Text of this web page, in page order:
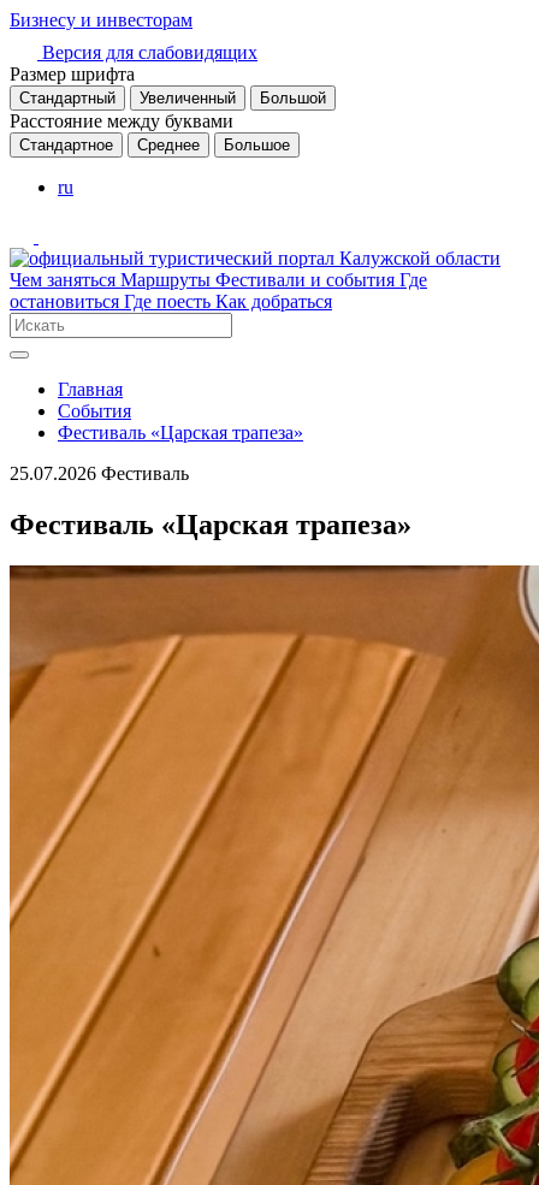
Бизнесу и инвесторам
Версия для слабовидящих
Размер шрифта
Стандартный Увеличенный Большой
Расстояние между буквами
Стандартное Среднее Большое
ru
Чем заняться Маршруты Фестивали и события Где
остановиться Где поесть Как добраться
Главная
События
Фестиваль «Царская трапеза»
25.07.2026 Фестиваль
Фестиваль «Царская трапеза»